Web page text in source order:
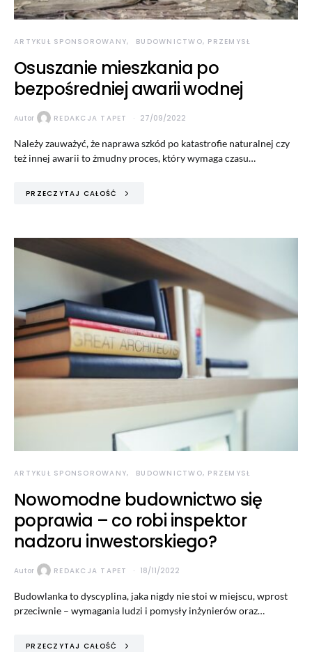
ARTYKUŁ SPONSOROWANY BUDOWNICTWO, PRZEMYSŁ
Osuszanie mieszkania po
bezpośredniej awarii wodnej
Autor REDAKCJA TAPET 27/09/2022
Należy zauważyć, że naprawa szkód po katastrofie naturalnej czy
też innej awarii to żmudny proces, który wymaga czasu…
PRZECZYTAJ CAŁOŚĆ
ARTYKUŁ SPONSOROWANY BUDOWNICTWO, PRZEMYSŁ
Nowomodne budownictwo się
poprawia – co robi inspektor
nadzoru inwestorskiego?
Autor REDAKCJA TAPET 18/11/2022
Budowlanka to dyscyplina, jaka nigdy nie stoi w miejscu, wprost
przeciwnie – wymagania ludzi i pomysły inżynierów oraz…
PRZECZYTAJ CAŁOŚĆ